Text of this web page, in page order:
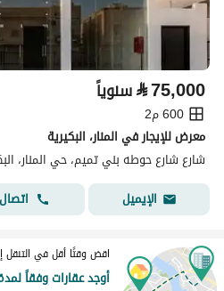
⃁75,000 سنوياً
600 م2
معرض للإيجار في المنار، البكيرية
شارع شارع حوطه بني تميم، حي المنار،
الإيميل
اتصال
اقض وقتًا أقل في التنقل
أوجد عقارات وفقاً